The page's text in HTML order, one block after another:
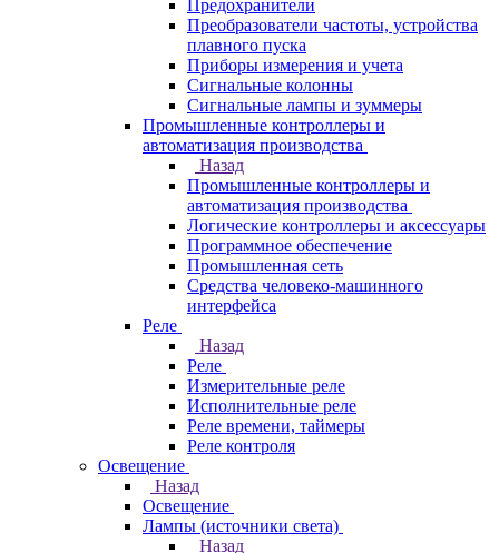
Предохранители
Преобразователи частоты, устройства
плавного пуска
Приборы измерения и учета
Сигнальные колонны
Сигнальные лампы и зуммеры
Промышленные контроллеры и
автоматизация производства
Назад
Промышленные контроллеры и
автоматизация производства
Логические контроллеры и аксессуары
Программное обеспечение
Промышленная сеть
Средства человеко-машинного
интерфейса
Реле
Назад
Реле
Измерительные реле
Исполнительные реле
Реле времени, таймеры
Реле контроля
Освещение
Назад
Освещение
Лампы (источники света)
Назад